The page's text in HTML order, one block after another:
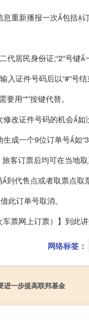
重新播报一次包括
居民身份证;“2”号键
证件号码后以“#”号结
用“*”按键代替。
改证件号码的机会如
成一个9位订单号如
客订票后均可在当地
代售点或者取票点取
此订单号取消。
票网上订票）】到此
网络标签：
进一步提高联邦基金